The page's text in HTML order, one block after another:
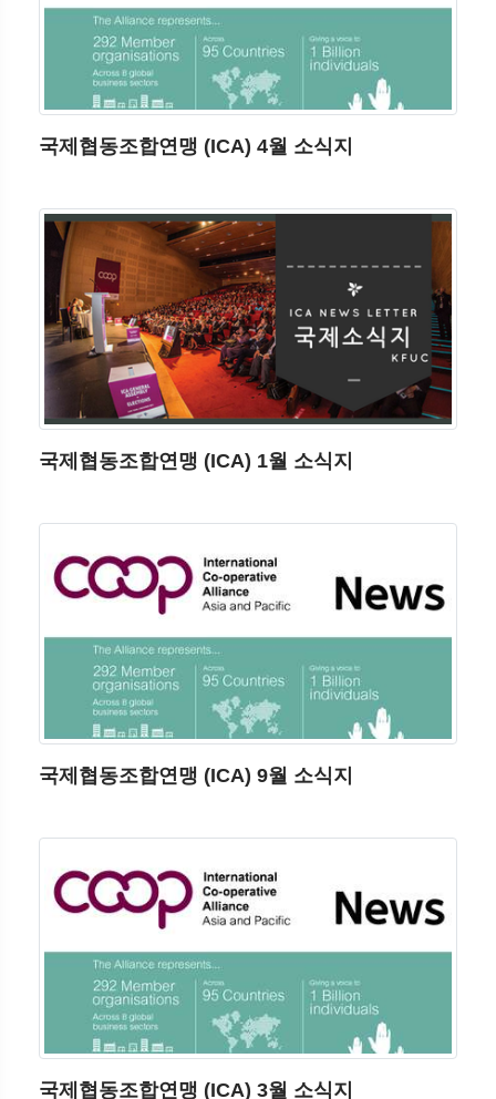
국제협동조합연맹 (ICA) 4월 소식지
국제협동조합연맹 (ICA) 1월 소식지
국제협동조합연맹 (ICA) 9월 소식지
국제협동조합연맹 (ICA) 3월 소식지